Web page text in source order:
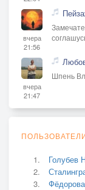
вчера
21:56
вчера
21:47
Шпень
Голубев